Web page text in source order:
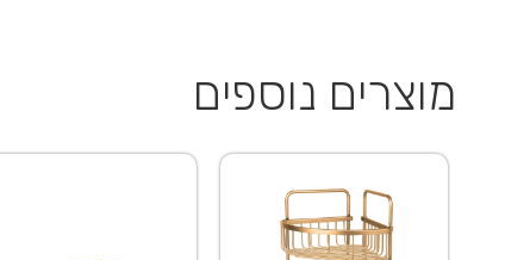
מוצרים נוספים